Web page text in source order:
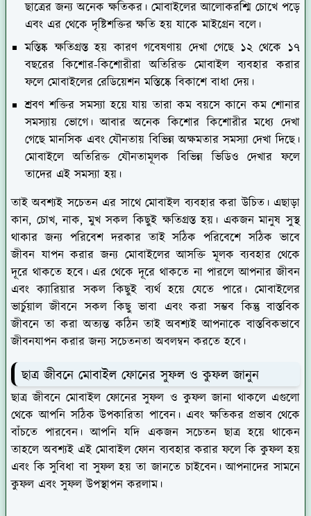
ছাত্রের জন্য অনেক ক্ষতিকর। মোবাইলের আলোকরশ্মি চোখে পড়ে
এবং এর থেকে দৃষ্টিশক্তির ক্ষতি হয় যাকে মাইগ্রেন বলে।
মস্তিষ্ক ক্ষতিগ্রস্ত হয় কারণ গবেষণায় দেখা গেছে ১২ থেকে ১৭
বছরের কিশোর-কিশোরীরা অতিরিক্ত মোবাইল ব্যবহার করার
ফলে মোবাইলের রেডিয়েশন মস্তিষ্কে বিকাশে বাধা দেয়।
শ্রবণ শক্তির সমস্যা হয়ে যায় তারা কম বয়সে কানে কম শোনার
সমস্যায় ভোগে। আবার অনেক কিশোর কিশোরীর মধ্যে দেখা
গেছে মানসিক এবং যৌনতায় বিভিন্ন অক্ষমতার সমস্যা দেখা দিছে।
মোবাইলে অতিরিক্ত যৌনতামূলক বিভিন্ন ভিডিও দেখার ফলে
তাদের এই সমস্যা হয়।
তাই অবশ্যই সচেতন এর সাথে মোবাইল ব্যবহার করা উচিত। এছাড়া
কান, চোখ, নাক, মুখ সকল কিছুই ক্ষতিগ্রস্ত হয়। একজন মানুষ সুস্থ
থাকার জন্য পরিবেশ দরকার তাই সঠিক পরিবেশে সঠিক ভাবে
জীবন যাপন করার জন্য মোবাইলের আসক্তি মূলক ব্যবহার থেকে
দূরে থাকতে হবে। এর থেকে দূরে থাকতে না পারলে আপনার জীবন
এবং ক্যারিয়ার সকল কিছুই ব্যর্থ হয়ে যেতে পারে। মোবাইলের
ভার্চুয়াল জীবনে সকল কিছু ভাবা এবং করা সম্ভব কিন্তু বাস্তবিক
জীবনে তা করা অত্যন্ত কঠিন তাই অবশ্যই আপনাকে বাস্তবিকভাবে
জীবনযাপন করার জন্য সচেতনতা অবলম্বন করতে হবে।
ছাত্র জীবনে মোবাইল ফোনের সুফল ও কুফল জানুন
ছাত্র জীবনে মোবাইল ফোনের সুফল ও কুফল জানা থাকলে এগুলো
থেকে আপনি সঠিক উপকারিতা পাবেন। এবং ক্ষতিকর প্রভাব থেকে
বাঁচতে পারবেন। আপনি যদি একজন সচেতন ছাত্র হয়ে থাকেন
তাহলে অবশ্যই এই মোবাইল ফোন ব্যবহার করার ফলে কি কুফল হয়
এবং কি সুবিধা বা সুফল হয় তা জানতে চাইবেন। আপনাদের সামনে
কুফল এবং সুফল উপস্থাপন করলাম।